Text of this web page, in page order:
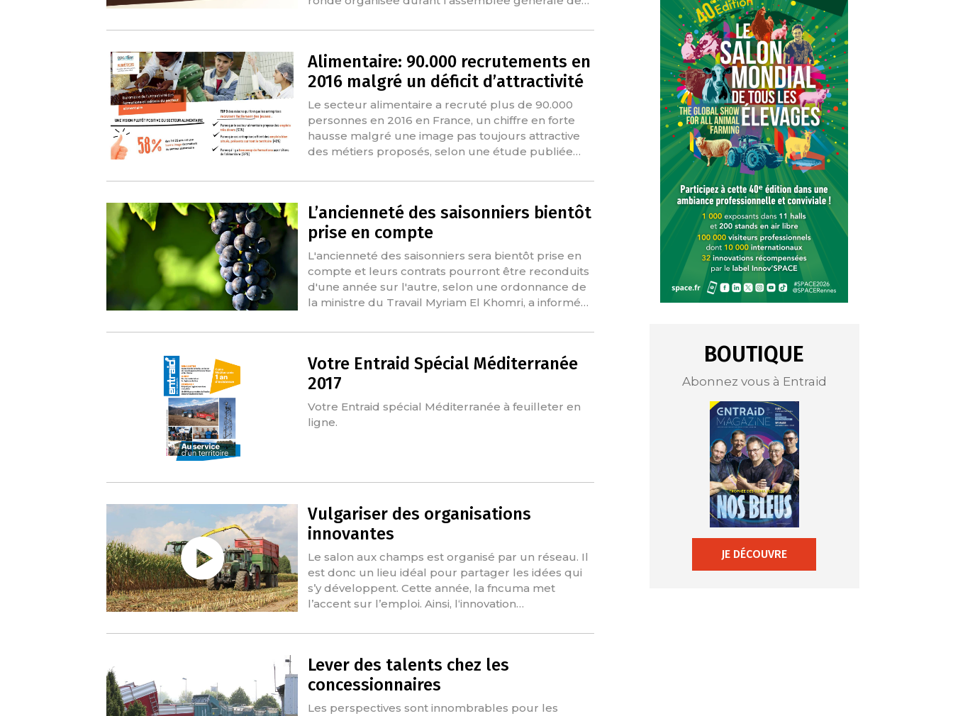
Alimentaire: 90.000 recrutements en
2016 malgré un déficit d’attractivité
Le secteur alimentaire a recruté plus de 90.000
personnes en 2016 en France, un chiffre en forte
hausse malgré une image pas toujours attractive
des métiers proposés, selon une étude publiée…
L’ancienneté des saisonniers bientôt
prise en compte
L'ancienneté des saisonniers sera bientôt prise en
compte et leurs contrats pourront être reconduits
d'une année sur l'autre, selon une ordonnance de
la ministre du Travail Myriam El Khomri, a informé…
Votre Entraid Spécial Méditerranée
2017
Votre Entraid spécial Méditerranée à feuilleter en
ligne.
Vulgariser des organisations
innovantes
Le salon aux champs est organisé par un réseau. Il
est donc un lieu idéal pour partager les idées qui
s’y développent. Cette année, la fncuma met
l’accent sur l’emploi. Ainsi, l‘innovation…
Lever des talents chez les
concessionnaires
Les perspectives sont innombrables pour les
BOUTIQUE
Abonnez vous à Entraid
JE DÉCOUVRE